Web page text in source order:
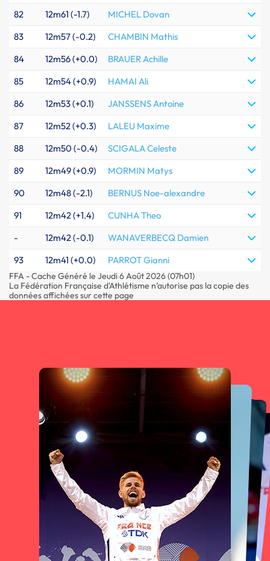
82
12m61 (-1.7)
MICHEL Dovan
83
12m57 (-0.2)
CHAMBIN Mathis
84
12m56 (+0.0)
BRAUER Achille
85
12m54 (+0.9)
HAMAI Ali
86
12m53 (+0.1)
JANSSENS Antoine
87
12m52 (+0.3)
LALEU Maxime
88
12m50 (-0.4)
SCIGALA Celeste
89
12m49 (+0.9)
MORMIN Matys
90
12m48 (-2.1)
BERNUS Noe-alexandre
91
12m42 (+1.4)
CUNHA Theo
-
12m42 (-0.1)
WANAVERBECQ Damien
93
12m41 (+0.0) PARROT Gianni
La Fédération Française d'Athlétisme n’autorise pas la copie des
données affichées sur cette page
FFA - Cache Généré le Jeudi 6 Août 2026 (07h01)